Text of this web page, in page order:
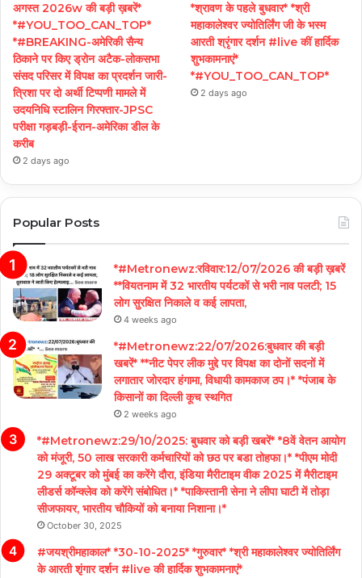
अगस्त 2026w की बड़ी ख़बरें*
*#YOU_TOO_CAN_TOP*
*#BREAKING-अमेरिकी सैन्य
ठिकाने पर किए ड्रोन अटैक-लोकसभा
संसद परिसर में विपक्ष का प्रदर्शन जारी-
त्रिशा पर दो अर्थी टिप्पणी मामले में
उदयनिधि स्टालिन गिरफ्तार-JPSC
परीक्षा गड़बड़ी-ईरान-अमेरिका डील के
करीब
2 days ago
*श्रावण के पहले बुधवार* *श्री
महाकालेश्वर ज्योतिर्लिंग जी के भस्म
आरती श्रृंगार दर्शन #live कीं हार्दिक
शुभकामनाएं*
*#YOU_TOO_CAN_TOP*
2 days ago
Popular Posts
*#Metronewz:रविवार:12/07/2026 की बड़ी ख़बरें
**वियतनाम में 32 भारतीय पर्यटकों से भरी नाव पलटी; 15
लोग सुरक्षित निकाले व कई लापता,
4 weeks ago
*#Metronewz:22/07/2026:बुधवार की बड़ी
खबरें* **नीट पेपर लीक मुद्दे पर विपक्ष का दोनों सदनों में
लगातार जोरदार हंगामा, विधायी कामकाज ठप।* *पंजाब के
किसानों का दिल्ली कूच स्थगित
2 weeks ago
*#Metronewz:29/10/2025: बुधवार को बड़ी खबरें* *8वें वेतन आयोग
को मंजूरी, 50 लाख सरकारी कर्मचारियों को छठ पर बडा तोहफा।* *पीएम मोदी
29 अक्टूबर को मुंबई का करेंगे दौरा, इंडिया मैरीटाइम वीक 2025 में मैरीटाइम
लीडर्स कॉन्क्लेव को करेंगे संबोधित।* *पाकिस्तानी सेना ने लीपा घाटी में तोड़ा
सीजफायर, भारतीय चौकियों को बनाया निशाना।*
October 30, 2025
#जयश्रीमहाकाल* *30-10-2025* *गुरुवार* *श्री महाकालेश्वर ज्योतिर्लिंग
के आरती शृंगार दर्शन #live की हार्दिक शुभकामनाएं*